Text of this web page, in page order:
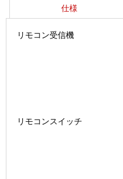
仕様
リモコン受信機
リモコンスイッチ